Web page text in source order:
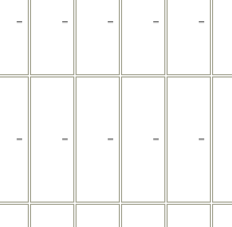
－ － － － －
－ － － － －